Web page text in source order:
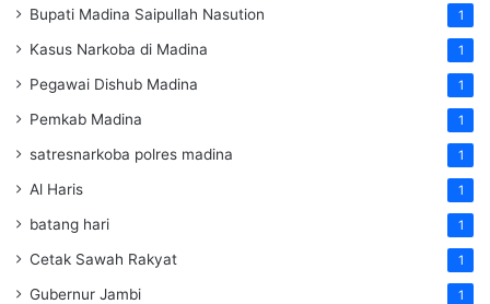
Bupati Madina Saipullah Nasution 1
Kasus Narkoba di Madina 1
Pegawai Dishub Madina 1
Pemkab Madina 1
satresnarkoba polres madina 1
Al Haris 1
batang hari 1
Cetak Sawah Rakyat 1
Gubernur Jambi 1